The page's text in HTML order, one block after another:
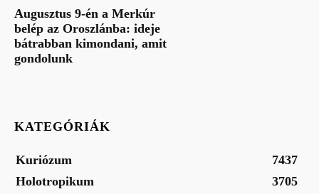
Augusztus 9-én a Merkúr
belép az Oroszlánba: ideje
bátrabban kimondani, amit
gondolunk
KATEGÓRIÁK
Kuriózum
7437
Holotropikum
3705